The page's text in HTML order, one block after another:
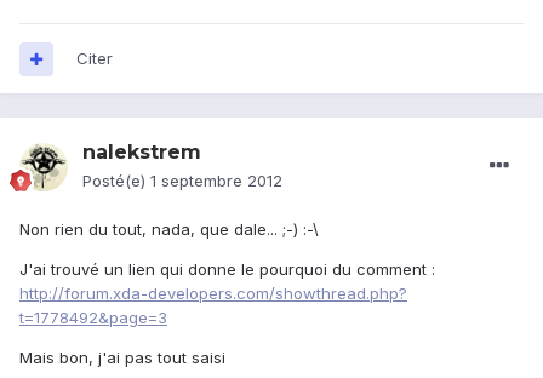
Citer
nalekstrem
Posté(e) 1 septembre 2012
Non rien du tout, nada, que dale... ;-) :-\
J'ai trouvé un lien qui donne le pourquoi du comment :
http://forum.xda-developers.com/showthread.php?
t=1778492&page=3
Mais bon, j'ai pas tout saisi